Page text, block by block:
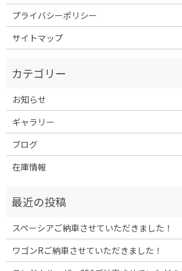
プライバシーポリシー
サイトマップ
お知らせ
ギャラリー
ブログ
在庫情報
スペーシアご納車させていただきました！
ワゴンRご納車させていただきました！